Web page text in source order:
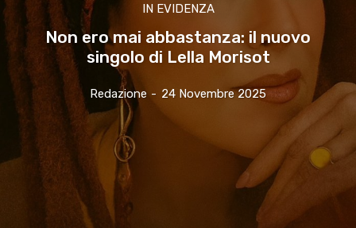
IN EVIDENZA
Non ero mai abbastanza: il nuovo
singolo di Lella Morisot
Redazione - 24 Novembre 2025